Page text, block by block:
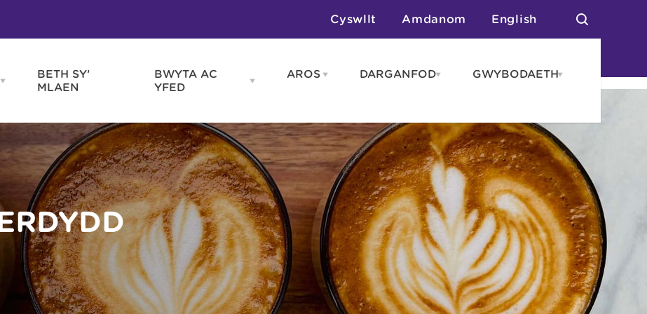
Cyswllt Amdanom English
Open
GWNEUD
menu
BETH SY’
MLAEN
BWYTA AC
YFED
Open
YFED
menu
Blas ar Gymru
Bwytai
Tafarndai a Bariau
Caffis a Delis
AROS Open
Gwestai
Hunan Arlwyo
Carafanau a Gwersylla
Rhagor o Leoedd
DARGANFODOpen
GWYBODAETHOpen